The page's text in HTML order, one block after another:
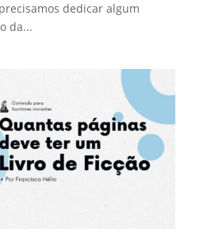
dedicar algum
da...